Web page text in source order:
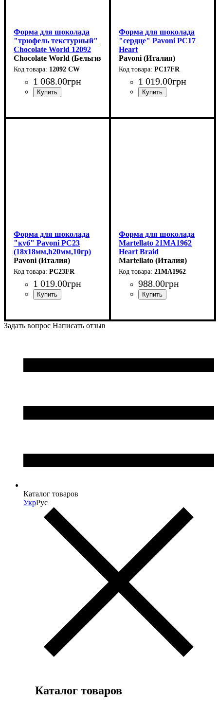
Форма для шоколада
"трюфель текстурный"
Chocolate World 12092
CW (d27мм,h23мм,10гр)
Chocolate World (Бельгия)
12092 CW
1 068.00грн
Форма для шоколада
"сердце" Pavoni PC17
Heart
(30x30мм,h17мм,10гр)
Pavoni (Италия)
PC17FR
1 019.00грн
Форма для шоколада
"куб" Pavoni PC23
(18x18мм,h20мм,10гр)
Pavoni (Италия)
PC23FR
1 019.00грн
Форма для шоколада
Martellato 21MA1962
Heart Braid
(31x27мм,h14мм,8гр)
Martellato (Италия)
21MA1962
988.00грн
Задать вопрос Написать отзыв
Каталог товаров
УкрРус
Каталог товаров